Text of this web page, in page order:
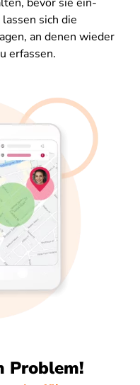
sich die
an denen wieder
erfassen.
Problem!